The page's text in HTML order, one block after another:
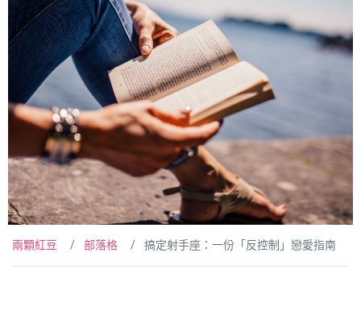
兩顆紅豆 部落格 搞定射手座：一份「反控制」戀愛指南